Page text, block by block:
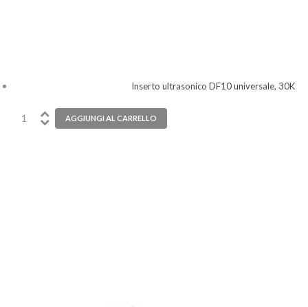
Inserto ultrasonico DF10 universale, 30K